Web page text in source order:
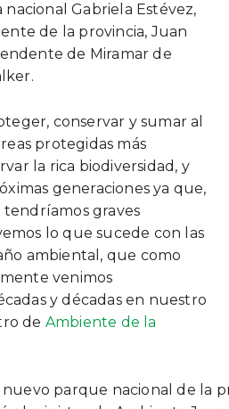
Gabriela Estévez,
de la provincia, Juan
de Miramar de
conservar y sumar al
protegidas más
la rica biodiversidad, y
generaciones ya que,
tendríamos graves
lo que sucede con las
ambiental, que como
venimos
y décadas en nuestro
de Ambiente de la